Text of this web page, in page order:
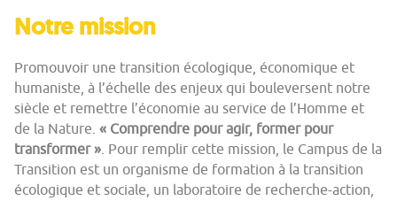
Notre mission
Promouvoir une transition écologique, économique et
humaniste, à l’échelle des enjeux qui bouleversent notre
siècle et remettre l’économie au service de l’Homme et
de la Nature. « Comprendre pour agir, former pour
transformer ». Pour remplir cette mission, le Campus de la
Transition est un organisme de formation à la transition
écologique et sociale, un laboratoire de recherche-action,